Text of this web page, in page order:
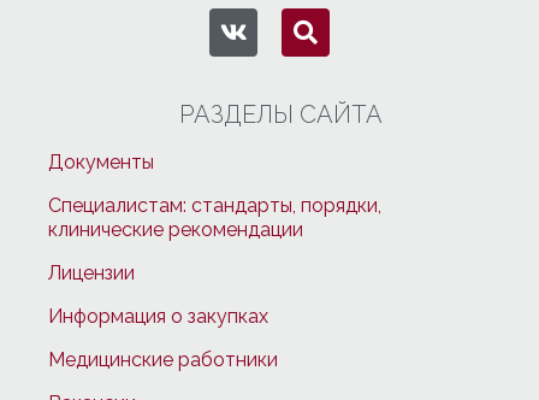
РАЗДЕЛЫ САЙТА
Документы
Специалистам: стандарты, порядки,
клинические рекомендации
Лицензии
Информация о закупках
Медицинские работники